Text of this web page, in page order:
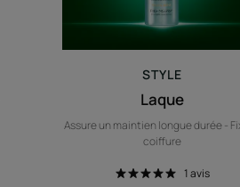
STYLE
Laque
Assure un maintien longue durée -
coiffure
1avis